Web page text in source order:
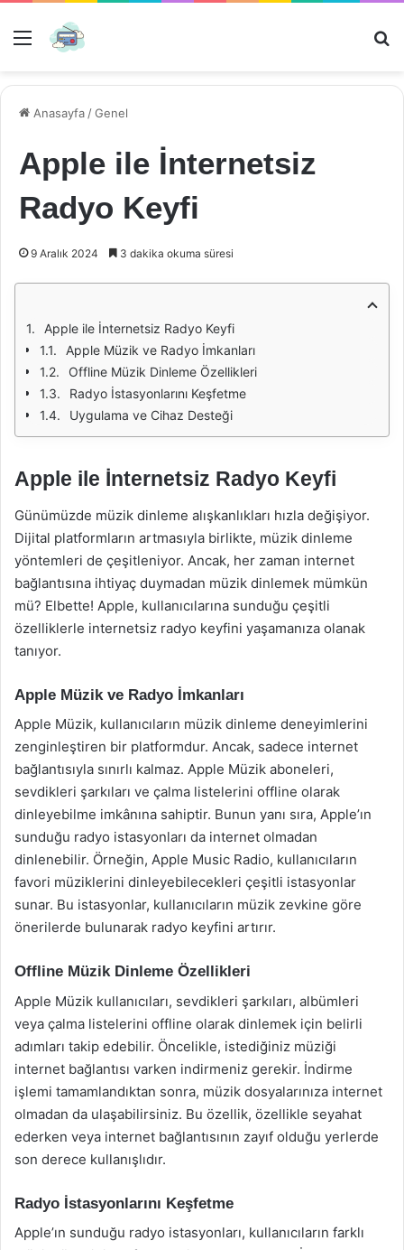
Menü
Anasayfa /Genel
Apple ile İnternetsiz
Radyo Keyfi
9 Aralık 2024 3 dakika okuma süresi
Apple ile İnternetsiz Radyo Keyfi
Apple Müzik ve Radyo İmkanları
Offline Müzik Dinleme Özellikleri
Radyo İstasyonlarını Keşfetme
Uygulama ve Cihaz Desteği
Apple ile İnternetsiz Radyo Keyfi
Günümüzde müzik dinleme alışkanlıkları hızla değişiyor.
Dijital platformların artmasıyla birlikte, müzik dinleme
yöntemleri de çeşitleniyor. Ancak, her zaman internet
bağlantısına ihtiyaç duymadan müzik dinlemek mümkün
mü? Elbette! Apple, kullanıcılarına sunduğu çeşitli
özelliklerle internetsiz radyo keyfini yaşamanıza olanak
tanıyor.
Apple Müzik ve Radyo İmkanları
Apple Müzik, kullanıcıların müzik dinleme deneyimlerini
zenginleştiren bir platformdur. Ancak, sadece internet
bağlantısıyla sınırlı kalmaz. Apple Müzik aboneleri,
sevdikleri şarkıları ve çalma listelerini offline olarak
dinleyebilme imkânına sahiptir. Bunun yanı sıra, Apple’ın
sunduğu radyo istasyonları da internet olmadan
dinlenebilir. Örneğin, Apple Music Radio, kullanıcıların
favori müziklerini dinleyebilecekleri çeşitli istasyonlar
sunar. Bu istasyonlar, kullanıcıların müzik zevkine göre
önerilerde bulunarak radyo keyfini artırır.
Offline Müzik Dinleme Özellikleri
Apple Müzik kullanıcıları, sevdikleri şarkıları, albümleri
veya çalma listelerini offline olarak dinlemek için belirli
adımları takip edebilir. Öncelikle, istediğiniz müziği
internet bağlantısı varken indirmeniz gerekir. İndirme
işlemi tamamlandıktan sonra, müzik dosyalarınıza internet
olmadan da ulaşabilirsiniz. Bu özellik, özellikle seyahat
ederken veya internet bağlantısının zayıf olduğu yerlerde
son derece kullanışlıdır.
Radyo İstasyonlarını Keşfetme
Apple’ın sunduğu radyo istasyonları, kullanıcıların farklı